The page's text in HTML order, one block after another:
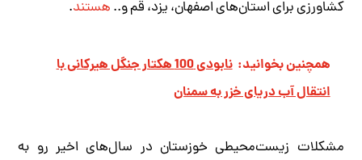
کشاورزی برای استان‌های اصفهان، یزد، قم و..هستند.
همچنین بخوانید:
نابودی 100 هکتار جنگل هیرکانی با
انتقال آب دریای خزر به سمنان
مشکلات زیست‌محیطی خوزستان در سال‌های اخیر رو به